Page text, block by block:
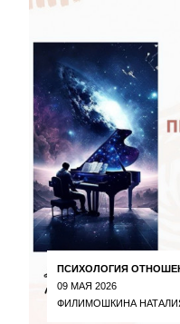
ПСИХОЛОГИЯ
09 МАЯ 2026
ФИЛИМОШКИНА